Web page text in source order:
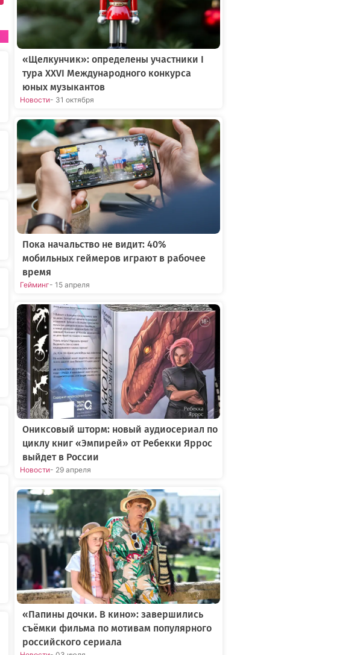
«Щелкунчик»: определены участники I
тура XXVI Международного конкурса
юных музыкантов
Новости- 31 октября
Пока начальство не видит: 40%
мобильных геймеров играют в рабочее
время
Гейминг- 15 апреля
Ониксовый шторм: новый аудиосериал по
циклу книг «Эмпирей» от Ребекки Яррос
выйдет в России
Новости- 29 апреля
«Папины дочки. В кино»: завершились
съёмки фильма по мотивам популярного
российского сериала